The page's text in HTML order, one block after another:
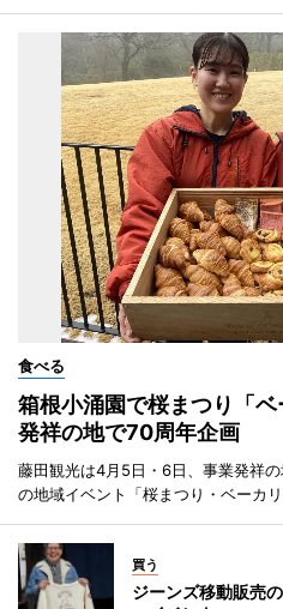
食べる
箱根小涌園で桜まつり「
発祥の地で70周年企画
藤田観光は4月5日・6日、事業発祥
の地域イベント「桜まつり・ベーカ
買う
ジーンズ移動販売